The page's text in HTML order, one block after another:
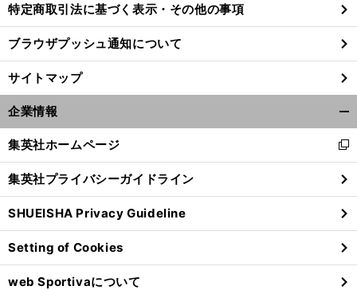
特定商取引法に基づく表示・その他の事項
ブラウザプッシュ通知について
サイトマップ
企業情報
閉
る
集英社ホームページ
新
し
い
ウ
ィ
ン
ド
ウ
で
集英社プライバシーガイドライン
SHUEISHA Privacy Guideline
Setting of Cookies
web Sportivaについて